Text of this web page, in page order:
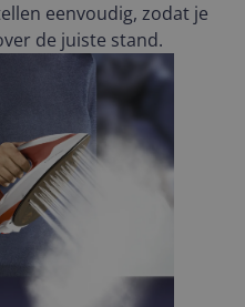
eenvoudig, zodat je
de juiste stand.